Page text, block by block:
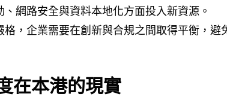
網路安全與資料本地化方面投入新資源。
格，企業需要在創新與合規之間取得平衡，避
在本港的現實